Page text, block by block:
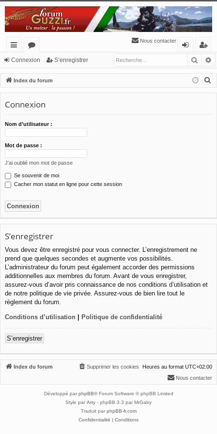
cc
ès
ra
pi
or
u
m
s
Nous contacter
n
ne
’e
nr
eg
Connexion S’enregistrer
Index du forum
Connexion
Nom d’utilisateur :
Mot de passe :
J’ai oublié mon mot de passe
Se souvenir de moi
Cacher mon statut en ligne pour cette session
S’enregistrer
Vous devez être enregistré pour vous connecter. L’enregistrement ne
prend que quelques secondes et augmente vos possibilités.
L’administrateur du forum peut également accorder des permissions
additionnelles aux membres du forum. Avant de vous enregistrer,
assurez-vous d’avoir pris connaissance de nos conditions d’utilisation et
de notre politique de vie privée. Assurez-vous de bien lire tout le
règlement du forum.
Conditions d’utilisation Politique de confidentialité
S’enregistrer
Index du forum Heures au format UTC+02:00
Supprimer les cookies
Nous contacter
Développé par phpBB® Forum Software © phpBB Limited
Style par Arty - phpBB 3.3 par MrGaby
Traduit par phpBB-fr.com
Confidentialité
Conditions